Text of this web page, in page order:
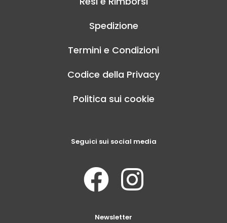
Spedizione
Termini e Condizioni
Codice della Privacy
Politica sui cookie
Seguici sui social media
Newsletter